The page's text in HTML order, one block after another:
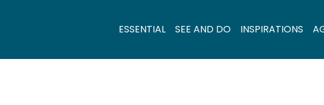
ESSENTIAL SEE AND DO INSPIRATIONS